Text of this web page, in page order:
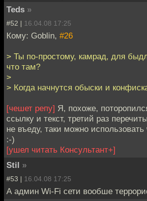
Teds »
#52 | 16.04.08 17:25
Кому: Goblin, #26
> Ты по-простому, камрад, для
что там?
>
> Когда начнутся обыски и
[чешет репу] Я, похоже,
ссылку и текст, третий раз
не въеду, таки можно
:-)
[ушел читать Консультант+]
Stil »
#53 | 16.04.08 17:25
А админ Wi-Fi сети вообше